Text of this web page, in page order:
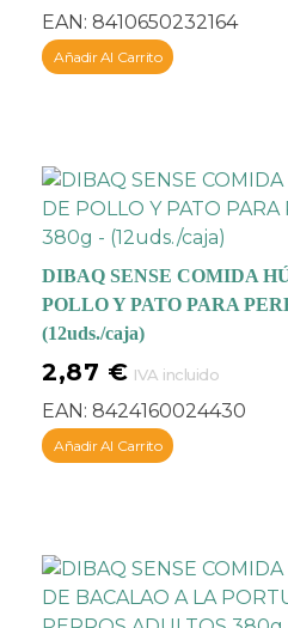
EAN: 8410650232164
Añadir Al Carrito
DIBAQ SENSE COMIDA
POLLO Y PATO PARA
(12uds./caja)
2,87 € IVA incluido
EAN: 8424160024430
Añadir Al Carrito